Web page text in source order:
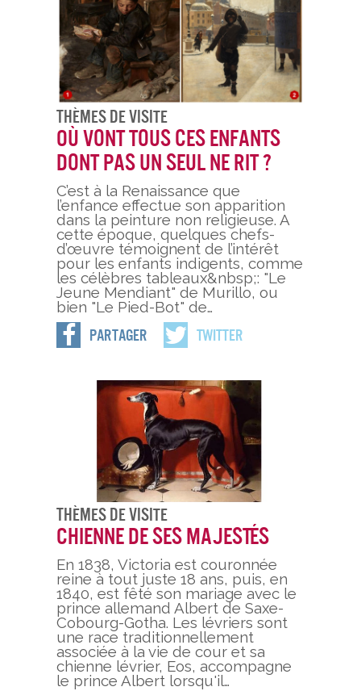
Thèmes De Visite
Où vont tous ces enfants
dont pas un seul ne rit ?
C’est à la Renaissance que
l’enfance effectue son apparition
dans la peinture non religieuse. A
cette époque, quelques chefs-
d’œuvre témoignent de l’intérêt
pour les enfants indigents, comme
les célèbres tableaux&nbsp;: "Le
Jeune Mendiant" de Murillo, ou
bien "Le Pied-Bot" de…
Partager Twitter
Thèmes De Visite
Chienne de ses majestés
En 1838, Victoria est couronnée
reine à tout juste 18 ans, puis, en
1840, est fêté son mariage avec le
prince allemand Albert de Saxe-
Cobourg-Gotha. Les lévriers sont
une race traditionnellement
associée à la vie de cour et sa
chienne lévrier, Eos, accompagne
le prince Albert lorsqu'il…